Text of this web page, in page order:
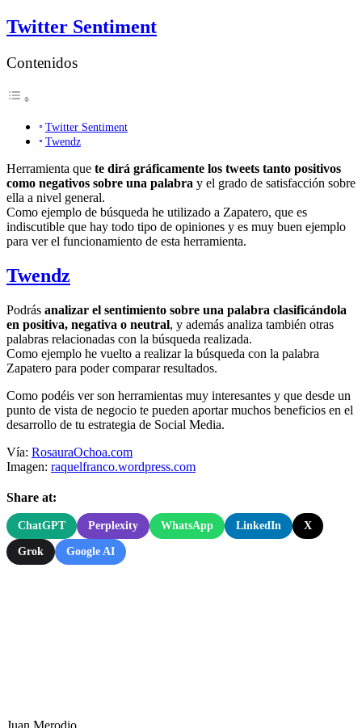
Twitter Sentiment
Contenidos
Twitter Sentiment
Twendz
Herramienta que te dirá gráficamente los tweets tanto positivos
como negativos sobre una palabra y el grado de satisfacción sobre
ella a nivel general.
Como ejemplo de búsqueda he utilizado a Zapatero, que es
indiscutible que hay todo tipo de opiniones y es muy buen ejemplo
para ver el funcionamiento de esta herramienta.
Twendz
Podrás analizar el sentimiento sobre una palabra clasificándola
en positiva, negativa o neutral, y además analiza también otras
palabras relacionadas con la búsqueda realizada.
Como ejemplo he vuelto a realizar la búsqueda con la palabra
Zapatero para poder comparar resultados.
Como podéis ver son herramientas muy interesantes y que desde un
punto de vista de negocio te pueden aportar muchos beneficios en el
desarrollo de tu estrategia de Social Media.
Vía: RosauraOchoa.com
Imagen: raquelfranco.wordpress.com
Share at:
ChatGPT Perplexity WhatsApp LinkedIn X
Grok Google AI
Juan Merodio